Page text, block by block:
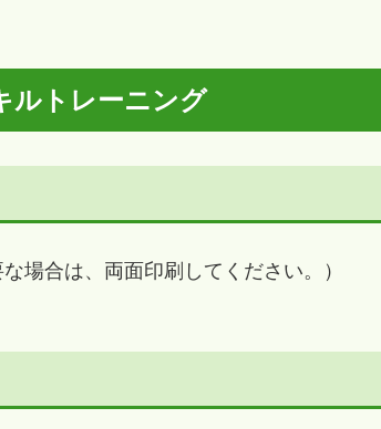
ルトレーニング
場合は、両面印刷してください。）